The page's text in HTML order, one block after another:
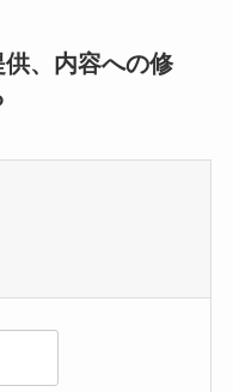
、内容への修